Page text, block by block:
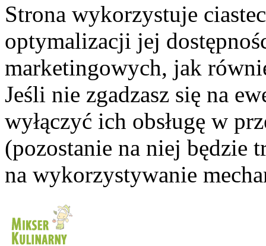
Strona wykorzystuje
optymalizacji jej
marketingowych, jak
Jeśli nie zgadzasz się na
wyłączyć ich obsługę w
(pozostanie na niej będzie
na wykorzystywanie